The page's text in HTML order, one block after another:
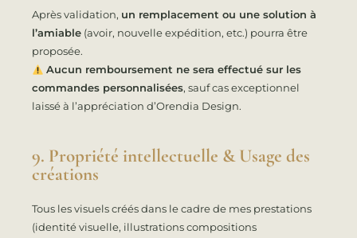
Après validation, un remplacement ou une solution à
l’amiable (avoir, nouvelle expédition, etc.) pourra être
proposée.
Aucun remboursement ne sera effectué sur les
commandes personnalisées, sauf cas exceptionnel
laissé à l’appréciation d’Orendia Design.
9. Propriété intellectuelle & Usage des
créations
Tous les visuels créés dans le cadre de mes prestations
(identité visuelle, illustrations compositions